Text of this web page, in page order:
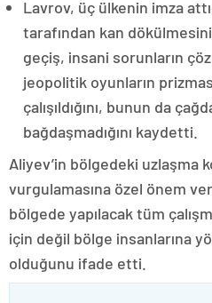
Lavrov, üç ülkenin imza
tarafından kan
geçiş, insani sorunların
jeopolitik oyunların
çalışıldığını, bunun da
bağdaşmadığını kaydetti.
Aliyev’in bölgedeki uzlaşma
vurgulamasına özel önem
bölgede yapılacak tüm
için değil bölge insanlarına
olduğunu ifade etti.